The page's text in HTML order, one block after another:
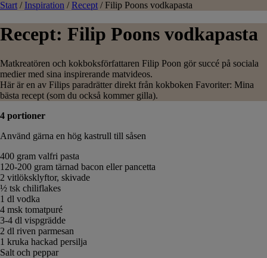
Start / Inspiration / Recept / Filip Poons vodkapasta
Recept: Filip Poons vodkapasta
Matkreatören och kokboksförfattaren Filip Poon gör succé på sociala
medier med sina inspirerande matvideos.
Här är en av Filips paradrätter direkt från kokboken Favoriter: Mina
bästa recept (som du också kommer gilla).
4 portioner
Använd gärna en hög kastrull till såsen
400 gram valfri pasta
120-200 gram tärnad bacon eller pancetta
2 vitlöksklyftor, skivade
½ tsk chiliflakes
1 dl vodka
4 msk tomatpuré
3-4 dl vispgrädde
2 dl riven parmesan
1 kruka hackad persilja
Salt och peppar